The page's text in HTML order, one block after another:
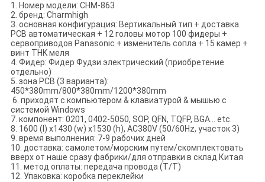
1. Номер модели: CHM-863
2. бренд: Charmhigh
3. основная конфигурация: Вертикальный тип + доставка
PCB автоматическая + 12 головы мотор 100 фидеры +
сервоприводов Panasonic + изменитель сопла + 15 камер +
винт THK меля
4. Фидер: Фидер Фудзи электрический (приобретение
отдельно)
5. зона PCB (3 варианта):
450*380mm/800*380mm/1200*380mm
6. приходят с компьютером & клавиатурой & мышью с
системой Windows
7. компонент: 0201, 0402-5050, SOP, QFN, TQFP, BGA… etc.
8. 1600 (l) x1430 (w) x1530 (h), AC380V (50/60Hz, участок 3)
9. время выполнения: 7-9 рабочих дней
10. доставка: самолетом/морским путем/скомплектовать
вверх от наше сразу фабрики/для отправки в склад Китая
11. метод оплаты: передача провода (T/T)
12. Упаковка: коробка переклейки